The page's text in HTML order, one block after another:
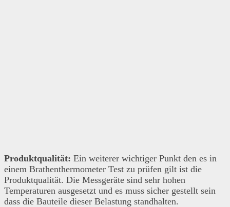
Produktqualität: Ein weiterer wichtiger Punkt den es in
einem Brathenthermometer Test zu prüfen gilt ist die
Produktqualität. Die Messgeräte sind sehr hohen
Temperaturen ausgesetzt und es muss sicher gestellt sein
dass die Bauteile dieser Belastung standhalten.